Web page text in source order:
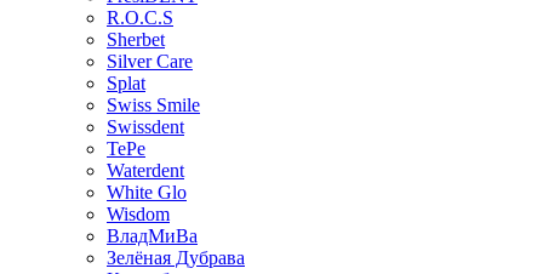
R.O.C.S
Sherbet
Silver Care
Splat
Swiss Smile
Swissdent
TePe
Waterdent
White Glo
Wisdom
ВладМиВа
Зелёная Дубрава